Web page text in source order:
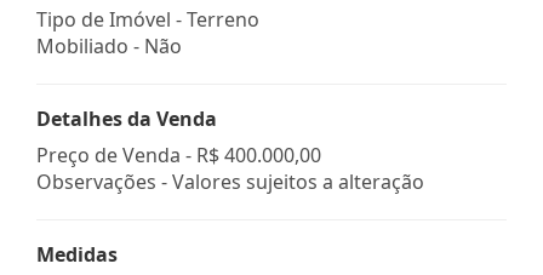
Tipo de Imóvel - Terreno
Mobiliado - Não
Detalhes da Venda
Preço de Venda - R$ 400.000,00
Observações - Valores sujeitos a alteração
Medidas